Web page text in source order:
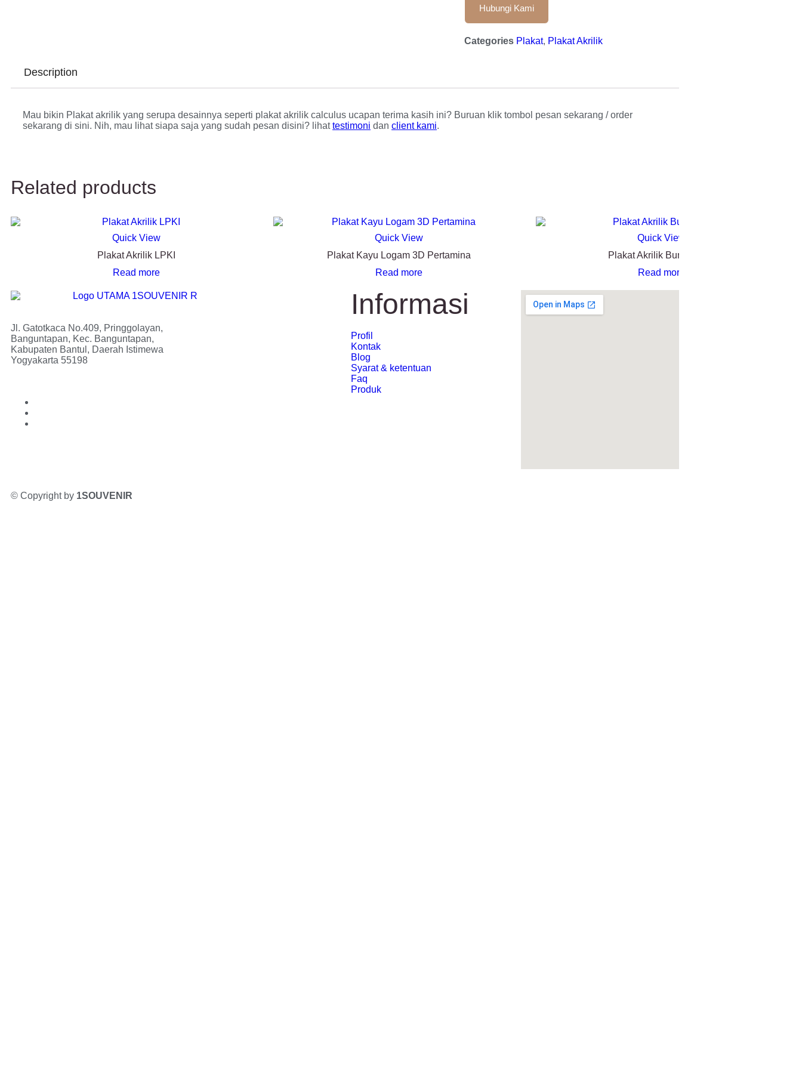
Hubungi Kami
Categories Plakat, Plakat Akrilik
Description
Mau bikin Plakat akrilik yang serupa desainnya seperti plakat akrilik calculus ucapan terima kasih ini? Buruan klik tombol pesan sekarang / order
sekarang di sini. Nih, mau lihat siapa saja yang sudah pesan disini? lihattestimoni dan client kami.
Related products
Quick View
Plakat Akrilik LPKI
Read more
Quick View
Plakat Kayu Logam 3D Pertamina
Read more
Quick View
Plakat Akrilik Bumiputera
Read more
Jl. Gatotkaca No.409, Pringgolayan,
Banguntapan, Kec. Banguntapan,
Kabupaten Bantul, Daerah Istimewa
Yogyakarta 55198
Informasi
Profil
Kontak
Blog
Syarat & ketentuan
Faq
Produk
© Copyright by 1SOUVENIR